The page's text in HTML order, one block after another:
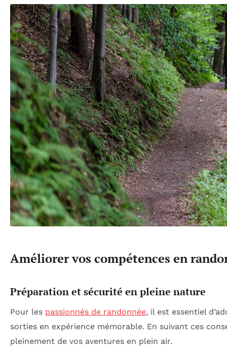
Améliorer vos compétences en
Préparation et sécurité en pleine nature
Pour les passionnés de randonnée, il est essentiel
sorties en expérience mémorable. En suivant ces
pleinement de vos aventures en plein air.